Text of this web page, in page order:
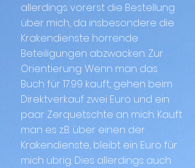
allerdings vorerst die Bestellung
über mich, da insbesondere die
Krakendienste horrende
Beteiligungen abzwacken. Zur
Orientierung: Wenn man das
Buch für 17.99 kauft, gehen beim
Direktverkauf zwei Euro und ein
paar Zerquetschte an mich. Kauft
man es z.B. über einen der
Krakendienste, bleibt ein Euro für
mich übrig. Dies allerdings auch